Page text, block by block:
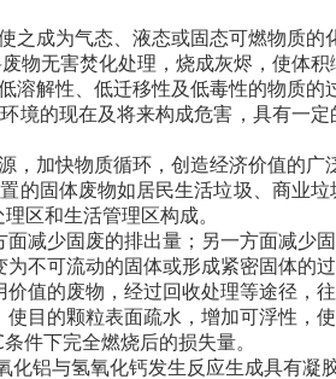
之成为气态、液态或固态可燃物质的
物无害焚化处理，烧成灰烬，使体积
溶解性、低迁移性及低毒性的物质的
境的现在及将来构成危害，具有一
，加快物质循环，创造经济价值的广
的固体废物如居民生活垃圾、商业
区和生活管理区构成。
减少固废的排出量；另一方面减少
不可流动的固体或形成紧密固体的
值的废物，经过回收处理等途径，
目的颗粒表面疏水，增加可浮性，
件下完全燃烧后的损失量。
化铝与氢氧化钙发生反应生成具有凝